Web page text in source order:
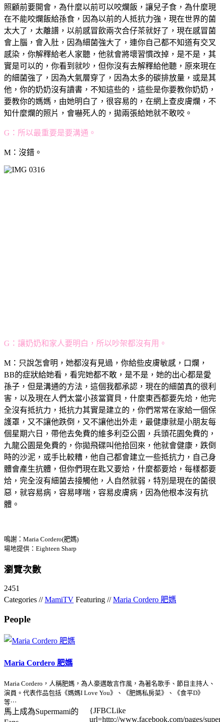
照顧前要開會，為什麼以前可以咬爛飯，讓兒子食，為什麼現
在不能咬爛飯給孫食，因為以前的人抵抗力強，現在世界的菌
太大了，太離譜，以前感冒飲兩次合仔茶就好了，現在感冒菌
會上腦，會入肚，因為細菌強大了，連你自己都不知道有交叉
感染，你解釋給老人家聽，他就會將壞習慣改掉，是不是，其
實是可以的，你看到就吵，但你沒有去解釋給他聽，原來現在
的細菌強了，因為大氣層穿了，因為太多的碳排放量，或是其
他，你的奶奶沒有讀書，不知這些的，這些是你要教你奶奶，
要教你的媽媽，由她明白了，很容易的，在網上查皮膚爛，不
知什麼爛的照片，會嚇死人的，拋兩張給她就不敢咬。
G：所以最重要是要溝通。
M：沒錯。
G：讓奶奶和家人要明白，所以吵架都沒有用。
M：只說怎會明，她都沒有見過，你給些皮膚敏感，口爛，
BB的症狀給她看，看完她都不敢，是不是，她的出心都是愛
孫子，但是溝通的方法，這個我都承認，現在的細菌真的很利
害，以及現在人們太當小孩當寶貝，什麼東西都要先烚，他完
全沒有抵抗力，抵抗力其實是建立的，你們常常在家給一個保
護罩，又不讓他跌倒，又不讓他出外走，最健康就是小朋友每
個星期六日，帶他去免費的維多利亞公園，兵頭花園免費的，
九龍公園是免費的，你拋飛碟叫他拾回來，他就會健康，跌倒
時的沙泥，或手比較糟，他自己都會建立一些抵抗力，自己身
體會產生抗體，但你們現在匙又要烚，什麼都要烚，每樣都要
烚，完全沒有細菌去接觸他，人自然就弱，特別是現在的菌很
惡，就容易病，容易哮喘，容易皮膚病，因為他根本沒有抗
體。
鳴謝：Maria Cordero(肥媽)
場地提供：Eighteen Sharp
瀏覽次數
2451
Categories //MamiTV Featuring //Maria Cordero 肥媽
People
Maria Cordero 肥媽
Maria Cordero，人稱肥媽，為人豪邁敢言作風，為著名歌手、節目主持人、
演員。代表作品包括《媽媽I Love You》、《肥媽私房菜》、《食平D》
等⋯
馬上成為Supermami的
{JFBCLike
url=http://www.facebook.com/pages/